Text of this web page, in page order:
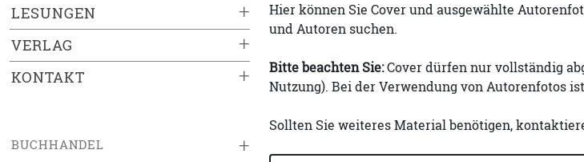
+
LESUNGEN
+
VERLAG
+
KONTAKT
+
BUCHHANDEL
Hier können Sie Cover und ausgewählte
und Autoren suchen.
Bitte beachten Sie:Cover dürfen nur vollständig
Nutzung). Bei der Verwendung von Autorenfotos
Sollten Sie weiteres Material benötigen,